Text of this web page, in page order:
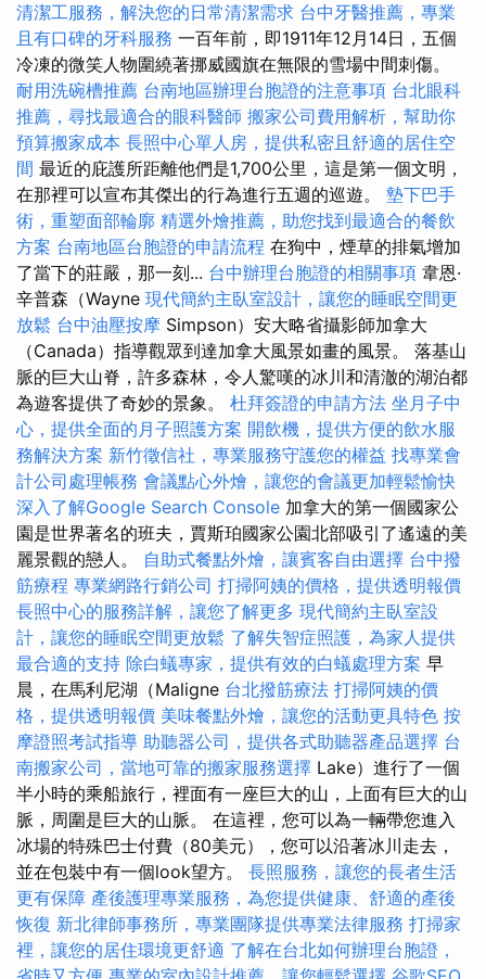
清潔工服務，解決您的日常清潔需求 台中牙醫推薦，專業
且有口碑的牙科服務 一百年前，即1911年12月14日，五個
冷凍的微笑人物圍繞著挪威國旗在無限的雪場中間刺傷。
耐用洗碗槽推薦 台南地區辦理台胞證的注意事項 台北眼科
推薦，尋找最適合的眼科醫師 搬家公司費用解析，幫助你
預算搬家成本 長照中心單人房，提供私密且舒適的居住空
間 最近的庇護所距離他們是1,700公里，這是第一個文明，
在那裡可以宣布其傑出的行為進行五週的巡遊。 墊下巴手
術，重塑面部輪廓 精選外燴推薦，助您找到最適合的餐飲
方案 台南地區台胞證的申請流程 在狗中，煙草的排氣增加
了當下的莊嚴，那一刻... 台中辦理台胞證的相關事項 韋恩·
辛普森（Wayne 現代簡約主臥室設計，讓您的睡眠空間更
放鬆 台中油壓按摩 Simpson）安大略省攝影師加拿大
（Canada）指導觀眾到達加拿大風景如畫的風景。 落基山
脈的巨大山脊，許多森林，令人驚嘆的冰川和清澈的湖泊都
為遊客提供了奇妙的景象。 杜拜簽證的申請方法 坐月子中
心，提供全面的月子照護方案 開飲機，提供方便的飲水服
務解決方案 新竹徵信社，專業服務守護您的權益 找專業會
計公司處理帳務 會議點心外燴，讓您的會議更加輕鬆愉快
深入了解Google Search Console 加拿大的第一個國家公
園是世界著名的班夫，賈斯珀國家公園北部吸引了遙遠的美
麗景觀的戀人。 自助式餐點外燴，讓賓客自由選擇 台中撥
筋療程 專業網路行銷公司 打掃阿姨的價格，提供透明報價
長照中心的服務詳解，讓您了解更多 現代簡約主臥室設
計，讓您的睡眠空間更放鬆 了解失智症照護，為家人提供
最合適的支持 除白蟻專家，提供有效的白蟻處理方案 早
晨，在馬利尼湖（Maligne 台北撥筋療法 打掃阿姨的價
格，提供透明報價 美味餐點外燴，讓您的活動更具特色 按
摩證照考試指導 助聽器公司，提供各式助聽器產品選擇 台
南搬家公司，當地可靠的搬家服務選擇 Lake）進行了一個
半小時的乘船旅行，裡面有一座巨大的山，上面有巨大的山
脈，周圍是巨大的山脈。 在這裡，您可以為一輛帶您進入
冰場的特殊巴士付費（80美元），您可以沿著冰川走去，
並在包裝​​中有一個look望方。 長照服務，讓您的長者生活
更有保障 產後護理專業服務，為您提供健康、舒適的產後
恢復 新北律師事務所，專業團隊提供專業法律服務 打掃家
裡，讓您的居住環境更舒適 了解在台北如何辦理台胞證，